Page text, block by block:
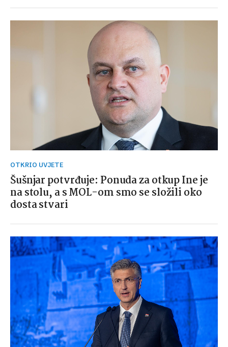
OTKRIO UVJETE
Šušnjar potvrđuje: Ponuda za otkup Ine je
na stolu, a s MOL-om smo se složili oko
dosta stvari